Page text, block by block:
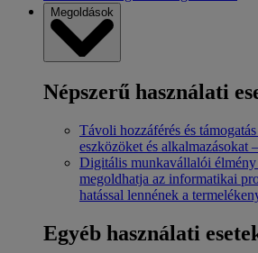
Megoldások
Népszerű használati
Távoli hozzáférés és támogatás
eszközöket és alkalmazásokat
Digitális munkavállalói
megoldhatja az informatikai
hatással lennének a
Egyéb használati